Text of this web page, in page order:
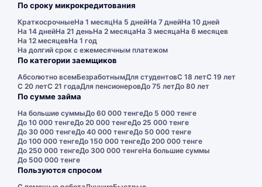
По сроку микрокредитования
КраткосрочныеНа 1 месяцНа 5 днейНа 7 днейНа 10 дней
На 14 днейНа 21 деньНа 2 месяцаНа 3 месяцаНа 6 месяцев
На 12 месяцевНа 1 год
На долгий срок с ежемесячным платежом
По категории заемщиков
Абсолютно всемБезработнымДля студентовС 18 летС 19 лет
С 20 летС 21 годаДля пенсионеровДо 75 летДо 80 лет
По сумме займа
На большие суммыДо 60 000 тенгеДо 5 000 тенге
До 10 000 тенгеДо 20 000 тенгеДо 25 000 тенге
До 30 000 тенгеДо 40 000 тенгеДо 50 000 тенге
До 100 000 тенгеДо 150 000 тенгеДо 200 000 тенге
До 250 000 тенгеДо 300 000 тенгеНа большие суммы
До 500 000 тенге
Пользуются спросом